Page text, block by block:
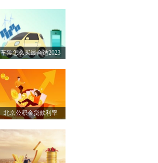
车险怎么买最合适2023
北京公积金贷款利率